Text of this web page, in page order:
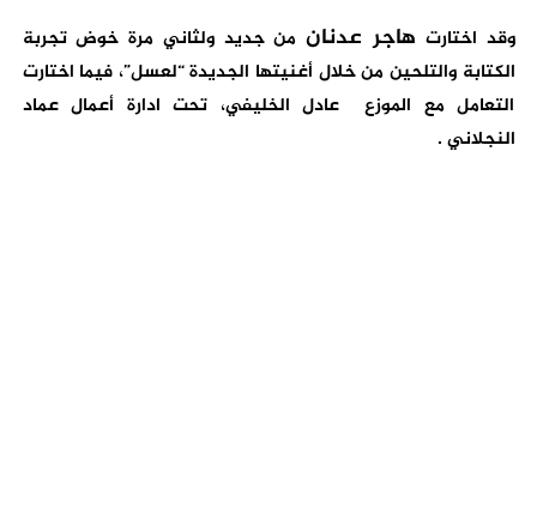
وقد اختارت هاجر عدنانمن جديد ولثاني مرة خوض تجربة
الكتابة والتلحين من خلال أغنيتها الجديدة “لعسل”، فيما اختارت
التعامل مع الموزع عادل الخليفي، تحت ادارة أعمال عماد
النجلاني .